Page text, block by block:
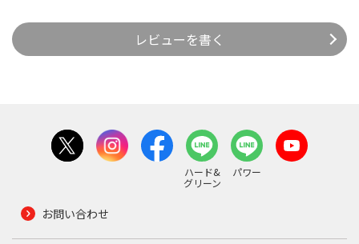
レビューを書く
ハード&
グリーン
パワー
お問い合わせ